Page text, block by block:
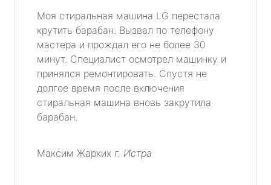
Моя стиральная машина LG перестала
крутить барабан. Вызвал по телефону
мастера и прождал его не более 30
минут. Специалист осмотрел машинку и
принялся ремонтировать. Спустя не
долгое время после включения
стиральная машина вновь закрутила
барабан.
Максим Жарких г. Истра